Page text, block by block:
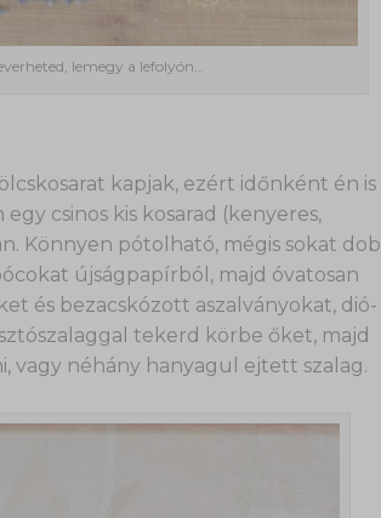
lemegy a lefolyón…
kapjak, ezért időnként én is
csinos kis kosarad (kenyeres,
Könnyen pótolható, mégis sokat dob
újságpapírból, majd óvatosan
és bezacskózott aszalványokat, dió-
tekerd körbe őket, majd
vagy néhány hanyagul ejtett szalag.